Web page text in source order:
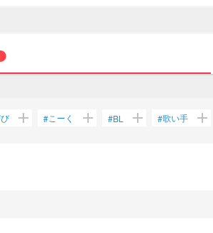
add #こーく add #BL add #歌い手 add